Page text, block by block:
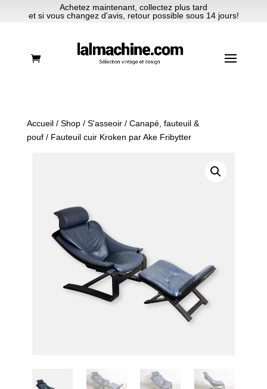
Achetez maintenant, collectez plus tard
et si vous changez d'avis, retour possible sous 14 jours!
Accueil/ Shop/ S'asseoir/ Canapé, fauteuil &
pouf/ Fauteuil cuir Kroken par Ake Fribytter